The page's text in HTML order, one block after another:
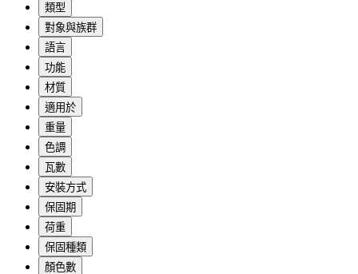
類型
對象與族群
語言
功能
材質
適用於
重量
色調
瓦數
安裝方式
保固期
荷重
保固種類
顏色數